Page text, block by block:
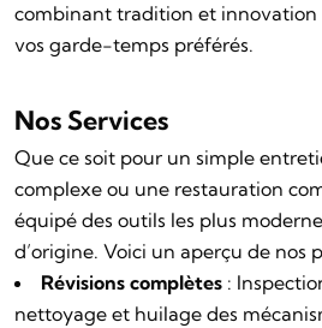
combinant tradition et innovation
vos garde-temps préférés.
Nos Services
Que ce soit pour un simple
complexe ou une restauration
équipé des outils les plus
d’origine. Voici un aperçu de nos
Révisions complètes :
nettoyage et huilage des